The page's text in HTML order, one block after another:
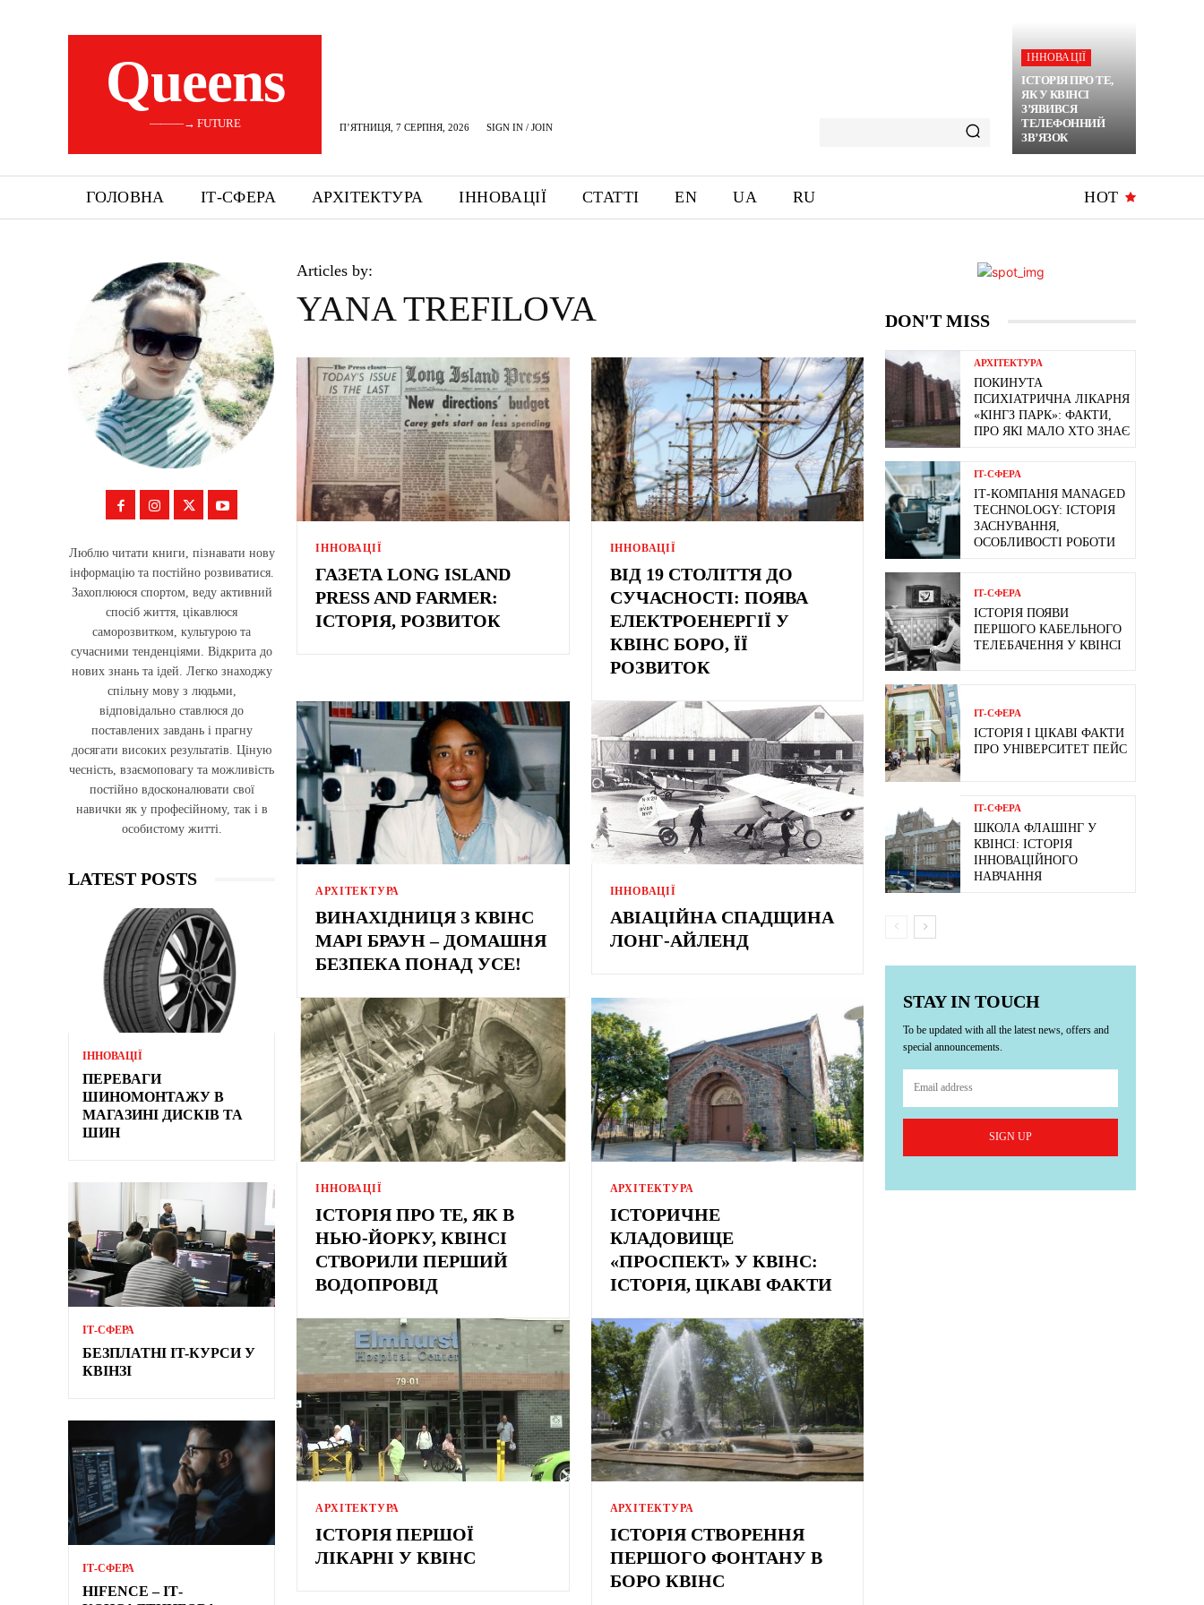
Queens
———→ FUTURE П’ЯТНИЦЯ, 7 СЕРПНЯ, 2026 SIGN IN / JOIN
ІННОВАЦІЇ
ІСТОРІЯ ПРО ТЕ,
ЯК У КВІНСІ
З’ЯВИВСЯ
ТЕЛЕФОННИЙ
ЗВ’ЯЗОК
ГОЛОВНА ІТ-СФЕРА АРХІТЕКТУРА ІННОВАЦІЇ СТАТТІ EN UA RU HOT
Люблю читати книги, пізнавати нову
інформацію та постійно розвиватися.
Захоплююся спортом, веду активний
спосіб життя, цікавлюся
саморозвитком, культурою та
сучасними тенденціями. Відкрита до
нових знань та ідей. Легко знаходжу
спільну мову з людьми,
відповідально ставлюся до
поставлених завдань і прагну
досягати високих результатів. Ціную
чесність, взаємоповагу та можливість
постійно вдосконалювати свої
навички як у професійному, так і в
особистому житті.
LATEST POSTS
ІННОВАЦІЇ
ПЕРЕВАГИ
ШИНОМОНТАЖУ В
МАГАЗИНІ ДИСКІВ ТА
ШИН
ІТ-СФЕРА
БЕЗПЛАТНІ IT-КУРСИ У
КВІНЗІ
ІТ-СФЕРА
HIFENCE – ІТ-
Articles by:
YANA TREFILOVA
ІННОВАЦІЇ
ГАЗЕТА LONG ISLAND
PRESS AND FARMER:
ІСТОРІЯ, РОЗВИТОК
ІННОВАЦІЇ
ВІД 19 СТОЛІТТЯ ДО
СУЧАСНОСТІ: ПОЯВА
ЕЛЕКТРОЕНЕРГІЇ У
КВІНС БОРО, ЇЇ
РОЗВИТОК
АРХІТЕКТУРА
ВИНАХІДНИЦЯ З КВІНС
МАРІ БРАУН – ДОМАШНЯ
БЕЗПЕКА ПОНАД УСЕ!
ІННОВАЦІЇ
АВІАЦІЙНА СПАДЩИНА
ЛОНГ-АЙЛЕНД
ІННОВАЦІЇ
ІСТОРІЯ ПРО ТЕ, ЯК В
НЬЮ-ЙОРКУ, КВІНСІ
СТВОРИЛИ ПЕРШИЙ
ВОДОПРОВІД
АРХІТЕКТУРА
ІСТОРИЧНЕ
КЛАДОВИЩЕ
«ПРОСПЕКТ» У КВІНС:
ІСТОРІЯ, ЦІКАВІ ФАКТИ
АРХІТЕКТУРА
ІСТОРІЯ ПЕРШОЇ
ЛІКАРНІ У КВІНС
АРХІТЕКТУРА
ІСТОРІЯ СТВОРЕННЯ
ПЕРШОГО ФОНТАНУ В
БОРО КВІНС
DON'T MISS
АРХІТЕКТУРА
ПОКИНУТА
ПСИХІАТРИЧНА ЛІКАРНЯ
«КІНГЗ ПАРК»: ФАКТИ,
ПРО ЯКІ МАЛО ХТО ЗНАЄ
ІТ-СФЕРА
ІТ-КОМПАНІЯ MANAGED
TECHNOLOGY: ІСТОРІЯ
ЗАСНУВАННЯ,
ОСОБЛИВОСТІ РОБОТИ
ІТ-СФЕРА
ІСТОРІЯ ПОЯВИ
ПЕРШОГО КАБЕЛЬНОГО
ТЕЛЕБАЧЕННЯ У КВІНСІ
ІТ-СФЕРА
ІСТОРІЯ І ЦІКАВІ ФАКТИ
ПРО УНІВЕРСИТЕТ ПЕЙС
ІТ-СФЕРА
ШКОЛА ФЛАШІНГ У
КВІНСІ: ІСТОРІЯ
ІННОВАЦІЙНОГО
НАВЧАННЯ
STAY IN TOUCH
To be updated with all the latest news, offers and
special announcements.
SIGN UP